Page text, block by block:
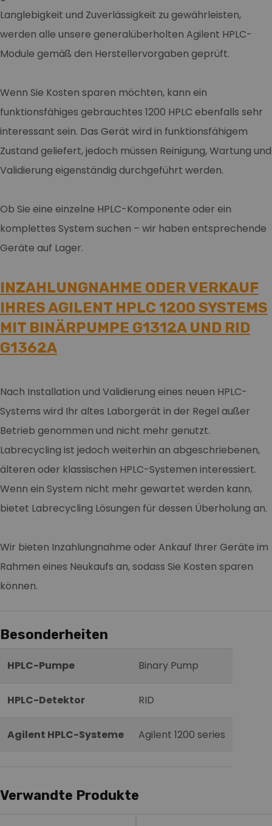
Langlebigkeit und Zuverlässigkeit zu gewährleisten,
werden alle unsere generalüberholten Agilent HPLC-
Module gemäß den Herstellervorgaben geprüft.
Wenn Sie Kosten sparen möchten, kann ein
funktionsfähiges gebrauchtes 1200 HPLC ebenfalls sehr
interessant sein. Das Gerät wird in funktionsfähigem
Zustand geliefert, jedoch müssen Reinigung, Wartung und
Validierung eigenständig durchgeführt werden.
Ob Sie eine einzelne HPLC-Komponente oder ein
komplettes System suchen – wir haben entsprechende
Geräte auf Lager.
INZAHLUNGNAHME ODER VERKAUF
IHRES AGILENT HPLC 1200 SYSTEMS
MIT BINÄRPUMPE G1312A UND RID
G1362A
Nach Installation und Validierung eines neuen HPLC-
Systems wird Ihr altes Laborgerät in der Regel außer
Betrieb genommen und nicht mehr genutzt.
Labrecycling ist jedoch weiterhin an abgeschriebenen,
älteren oder klassischen HPLC-Systemen interessiert.
Wenn ein System nicht mehr gewartet werden kann,
bietet Labrecycling Lösungen für dessen Überholung an.
Wir bieten Inzahlungnahme oder Ankauf Ihrer Geräte im
Rahmen eines Neukaufs an, sodass Sie Kosten sparen
können.
Besonderheiten
HPLC-Pumpe Binary Pump
HPLC-Detektor RID
Agilent HPLC-Systeme Agilent 1200 series
Verwandte Produkte